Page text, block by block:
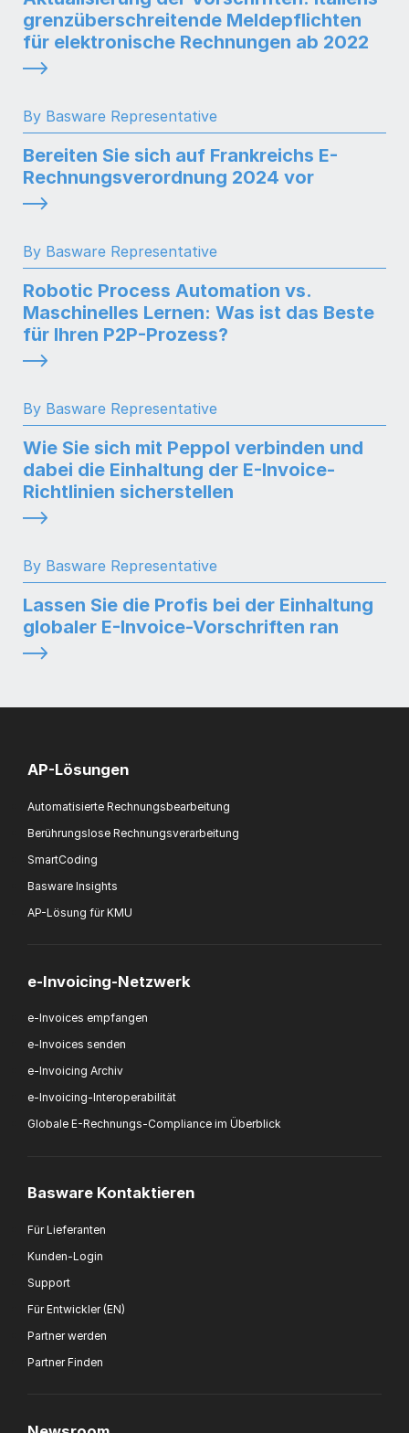
grenzüberschreitende Meldepflichten
für elektronische Rechnungen ab 2022
By Basware Representative
Bereiten Sie sich auf Frankreichs E-
Rechnungsverordnung 2024 vor
By Basware Representative
Robotic Process Automation vs.
Maschinelles Lernen: Was ist das Beste
für Ihren P2P-Prozess?
By Basware Representative
Wie Sie sich mit Peppol verbinden und
dabei die Einhaltung der E-Invoice-
Richtlinien sicherstellen
By Basware Representative
Lassen Sie die Profis bei der Einhaltung
globaler E-Invoice-Vorschriften ran
AP-Lösungen
Automatisierte Rechnungsbearbeitung
Berührungslose Rechnungsverarbeitung
SmartCoding
Basware Insights
AP-Lösung für KMU
e-Invoicing-Netzwerk
e-Invoices empfangen
e-Invoices senden
e-Invoicing Archiv
e-Invoicing-Interoperabilität
Globale E-Rechnungs-Compliance im Überblick
Basware Kontaktieren
Für Lieferanten
Kunden-Login
Support
Für Entwickler (EN)
Partner werden
Partner Finden